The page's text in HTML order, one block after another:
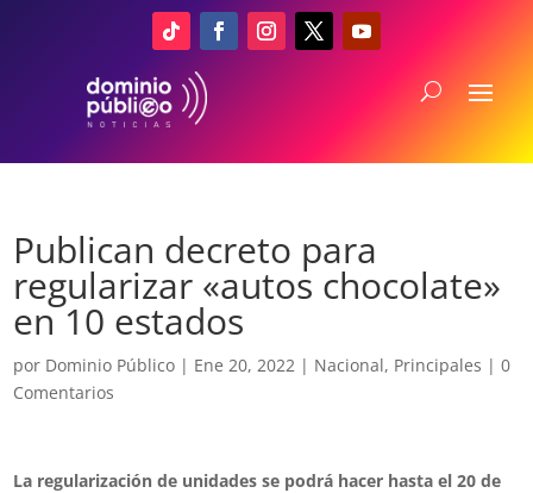
Publican decreto para
regularizar «autos chocolate»
en 10 estados
por Dominio Público | Ene 20, 2022 | Nacional, Principales |0
Comentarios
La regularización de unidades se podrá hacer hasta el 20 de